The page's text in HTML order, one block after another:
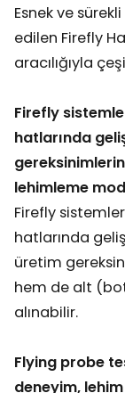
Esnek ve
edilen Firefly
aracılığıyla
Firefly
hatlarında
lehimleme
Firefly
hatlarında
üretim
hem de alt
alınabilir.
Flying probe
deneyim, lehim